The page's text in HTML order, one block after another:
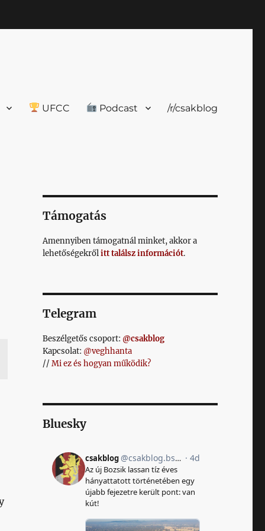
UFCC Podcast /r/csakblog
Támogatás
Amennyiben támogatnál minket, akkor a
lehetőségekrőlitt találsz információt.
Telegram
Beszélgetős csoport: @csakblog
Kapcsolat: @veghhanta
// Mi ez és hogyan működik?
Bluesky